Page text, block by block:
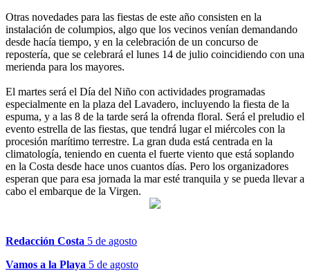
Otras novedades para las fiestas de este año consisten en la
instalación de columpios, algo que los vecinos venían demandando
desde hacía tiempo, y en la celebración de un concurso de
repostería, que se celebrará el lunes 14 de julio coincidiendo con una
merienda para los mayores.
El martes será el Día del Niño con actividades programadas
especialmente en la plaza del Lavadero, incluyendo la fiesta de la
espuma, y a las 8 de la tarde será la ofrenda floral. Será el preludio el
evento estrella de las fiestas, que tendrá lugar el miércoles con la
procesión marítimo terrestre. La gran duda está centrada en la
climatología, teniendo en cuenta el fuerte viento que está soplando
en la Costa desde hace unos cuantos días. Pero los organizadores
esperan que para esa jornada la mar esté tranquila y se pueda llevar a
cabo el embarque de la Virgen.
Redacción Costa 5 de agosto
Vamos a la Playa 5 de agosto